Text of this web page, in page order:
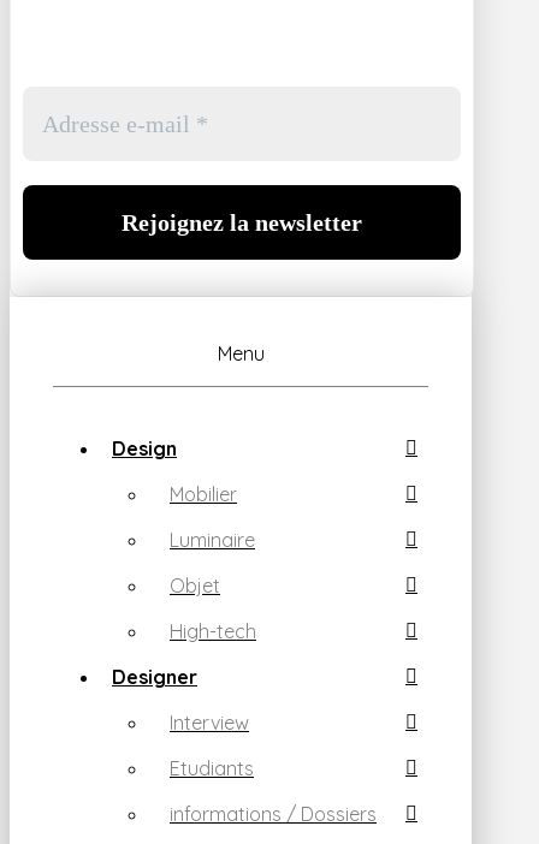
Menu
Design
Mobilier
Luminaire
Objet
High-tech
Designer
Interview
Etudiants
informations / Dossiers